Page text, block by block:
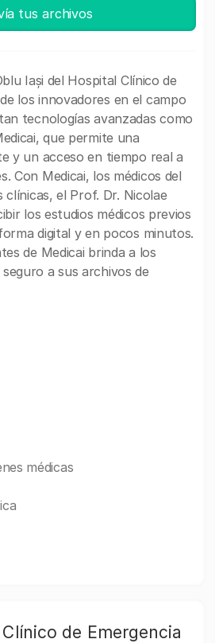
tus archivos
Iași del Hospital Clínico de
los innovadores en el campo
tecnologías avanzadas como
que permite una
y un acceso en tiempo real a
Con Medicai, los médicos del
clínicas, el Prof. Dr. Nicolae
los estudios médicos previos
digital y en pocos minutos.
de Medicai brinda a los
a sus archivos de
médicas
de Emergencia